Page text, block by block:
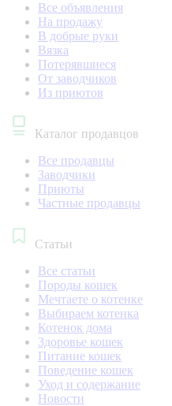
Все объявления
На продажу
В добрые руки
Вязка
Потерявшиеся
От заводчиков
Из приютов
Каталог продавцов
Все продавцы
Заводчики
Приюты
Частные продавцы
Статьи
Все статьи
Породы кошек
Мечтаете о котенке
Выбираем котенка
Котенок дома
Здоровье кошек
Питание кошек
Поведение кошек
Уход и содержание
Новости